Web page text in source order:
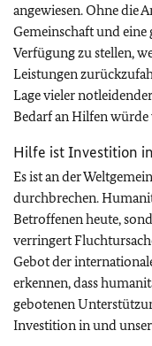
angewiesen. Ohne die
Gemeinschaft und eine
Verfügung zu stellen,
Leistungen
Lage vieler
Bedarf an Hilfen würde
Hilfe ist Investition
Es ist an der
durchbrechen.
Betroffenen heute,
verringert
Gebot der
erkennen, dass
gebotenen
Investition in und